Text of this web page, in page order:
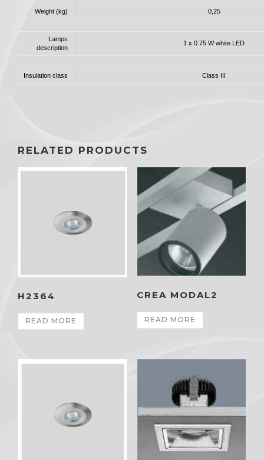
Weight (kg) 0,25
Lamps
description
1 x 0.75 W white LED
Insulation class Class III
RELATED PRODUCTS
H2364
READ MORE
CREA MODAL2
READ MORE